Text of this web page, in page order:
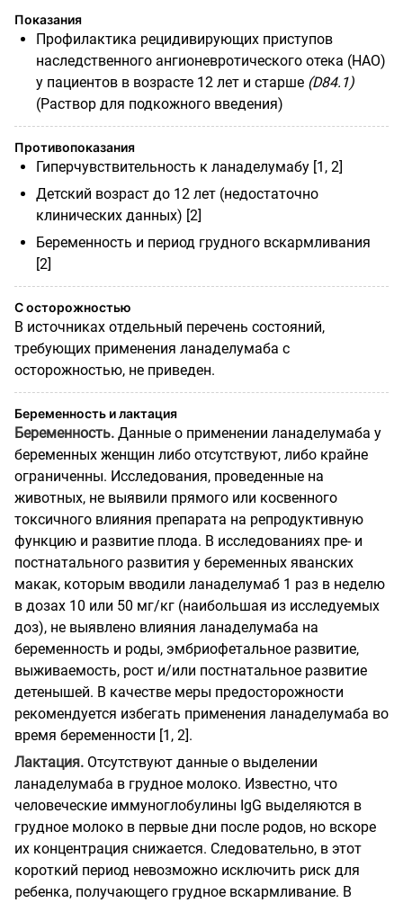
Показания
Профилактика рецидивирующих приступов
наследственного ангионевротического отека (НАО)
у пациентов в возрасте 12 лет и старше (D84.1)
(Раствор для подкожного введения)
Противопоказания
Гиперчувствительность к ланаделумабу [1, 2]
Детский возраст до 12 лет (недостаточно
клинических данных) [2]
Беременность и период грудного вскармливания
[2]
С осторожностью
В источниках отдельный перечень состояний,
требующих применения ланаделумаба с
осторожностью, не приведен.
Беременность и лактация
Беременность. Данные о применении ланаделумаба у
беременных женщин либо отсутствуют, либо крайне
ограниченны. Исследования, проведенные на
животных, не выявили прямого или косвенного
токсичного влияния препарата на репродуктивную
функцию и развитие плода. В исследованиях пре- и
постнатального развития у беременных яванских
макак, которым вводили ланаделумаб 1 раз в неделю
в дозах 10 или 50 мг/кг (наибольшая из исследуемых
доз), не выявлено влияния ланаделумаба на
беременность и роды, эмбриофетальное развитие,
выживаемость, рост и/или постнатальное развитие
детенышей. В качестве меры предосторожности
рекомендуется избегать применения ланаделумаба во
время беременности [1, 2].
Лактация. Отсутствуют данные о выделении
ланаделумаба в грудное молоко. Известно, что
человеческие иммуноглобулины IgG выделяются в
грудное молоко в первые дни после родов, но вскоре
их концентрация снижается. Следовательно, в этот
короткий период невозможно исключить риск для
ребенка, получающего грудное вскармливание. В